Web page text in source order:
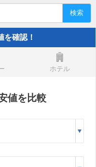
検索
確認！
ホテル
値を比較